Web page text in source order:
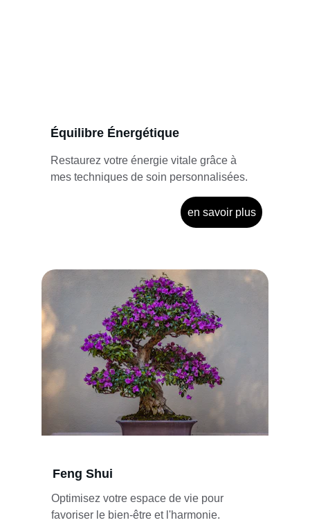
Équilibre Énergétique
Restaurez votre énergie vitale grâce à
mes techniques de soin personnalisées.
Feng Shui
Optimisez votre espace de vie pour
favoriser le bien-être et l'harmonie.
en savoir plus